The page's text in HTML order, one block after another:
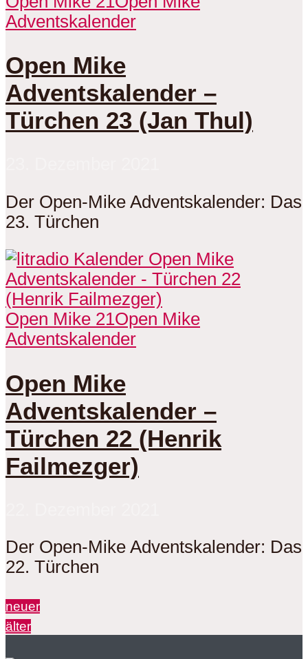
Adventskalender
Open Mike
Adventskalender –
Türchen 23 (Jan Thul)
Der Open-Mike Adventskalender: Das
23. Türchen
Open Mike 21Open Mike
Adventskalender
Open Mike
Adventskalender –
Türchen 22 (Henrik
Failmezger)
Der Open-Mike Adventskalender: Das
22. Türchen
neuer
älter